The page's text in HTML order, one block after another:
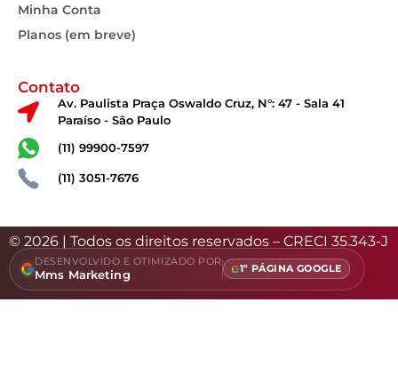
Minha Conta
Planos (em breve)
Contato
Av. Paulista Praça Oswaldo Cruz, N°: 47 - Sala 41
Paraíso - São Paulo
(11) 99900-7597
(11) 3051-7676
© 2026 | Todos os direitos reservados – CRECI 35.343-J
DESENVOLVIDO E OTIMIZADO POR
Mms Marketing 1º PÁGINA GOOGLE